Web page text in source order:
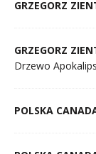
GRZEGORZ
GRZEGORZ
Drzewo
POLSKA